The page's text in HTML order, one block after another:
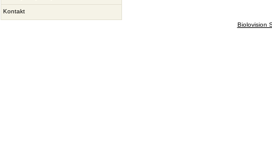
Kontakt
Biolovision